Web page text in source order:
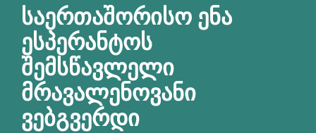
საერთაშორისო ენა
ესპერანტოს
შემსწავლელი
მრავალენოვანი
ვებგვერდი